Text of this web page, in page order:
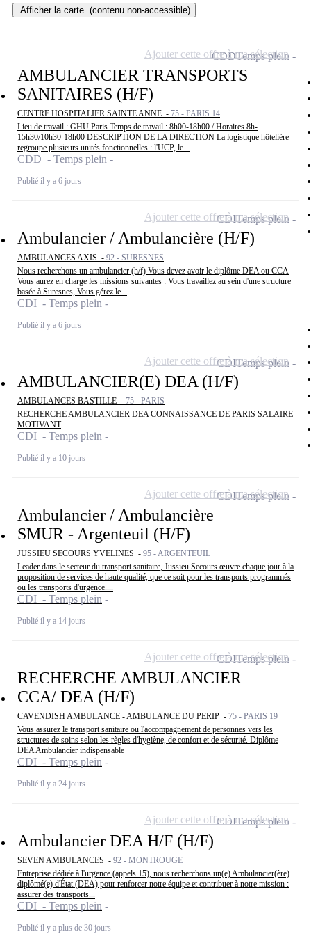
Afficher la carte (contenu non-accessible)
AMBULANCIER TRANSPORTS
SANITAIRES (H/F)
CENTRE HOSPITALIER SAINTE ANNE - 75 - PARIS 14
Lieu de travail : GHU Paris Temps de travail : 8h00-18h00 / Horaires 8h-
15h30/10h30-18h00 DESCRIPTION DE LA DIRECTION La logistique hôtelière
regroupe plusieurs unités fonctionnelles : l'UCP, le...
CDD - Temps plein
Publié il y a 6 jours
CDDTemps plein
Ajouter cette offre à ma sélection
Ambulancier / Ambulancière (H/F)
AMBULANCES AXIS - 92 - SURESNES
Nous recherchons un ambulancier (h/f) Vous devez avoir le diplôme DEA ou CCA
Vous aurez en charge les missions suivantes : Vous travaillez au sein d'une structure
basée à Suresnes, Vous gérez le...
CDI - Temps plein
Publié il y a 6 jours
CDITemps plein
Ajouter cette offre à ma sélection
AMBULANCIER(E) DEA (H/F)
AMBULANCES BASTILLE - 75 - PARIS
RECHERCHE AMBULANCIER DEA CONNAISSANCE DE PARIS SALAIRE
MOTIVANT
CDI - Temps plein
Publié il y a 10 jours
CDITemps plein
Ajouter cette offre à ma sélection
Ambulancier / Ambulancière
SMUR - Argenteuil (H/F)
JUSSIEU SECOURS YVELINES - 95 - ARGENTEUIL
Leader dans le secteur du transport sanitaire, Jussieu Secours œuvre chaque jour à la
proposition de services de haute qualité, que ce soit pour les transports programmés
ou les transports d'urgence....
CDI - Temps plein
Publié il y a 14 jours
CDITemps plein
Ajouter cette offre à ma sélection
RECHERCHE AMBULANCIER
CCA/ DEA (H/F)
CAVENDISH AMBULANCE - AMBULANCE DU PERIP - 75 - PARIS 19
Vous assurez le transport sanitaire ou l'accompagnement de personnes vers les
structures de soins selon les règles d'hygiène, de confort et de sécurité. Diplôme
DEA Ambulancier indispensable
CDI - Temps plein
Publié il y a 24 jours
CDITemps plein
Ajouter cette offre à ma sélection
Ambulancier DEA H/F (H/F)
SEVEN AMBULANCES - 92 - MONTROUGE
Entreprise dédiée à l'urgence (appels 15), nous recherchons un(e) Ambulancier(ère)
diplômé(e) d'État (DEA) pour renforcer notre équipe et contribuer à notre mission :
assurer des transports...
CDI - Temps plein
Publié il y a plus de 30 jours
CDITemps plein
Ajouter cette offre à ma sélection